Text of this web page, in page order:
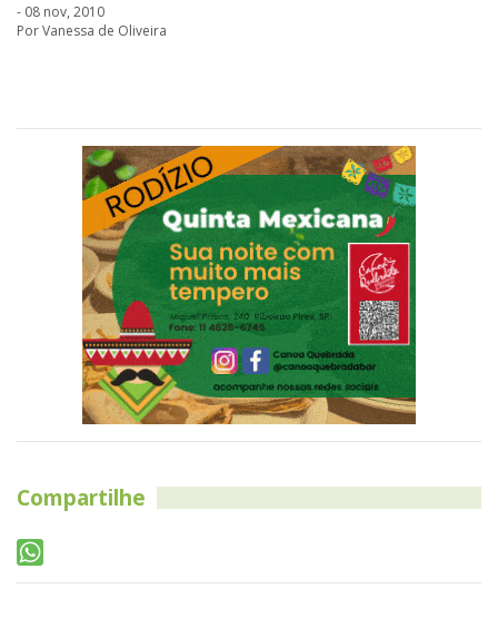
- 08 nov, 2010
Por Vanessa de Oliveira
Compartilhe